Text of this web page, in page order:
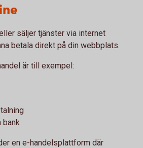
säljer tjänster via internet
betala direkt på din webbplats.
är till exempel:
bank
en e-handelsplattform där